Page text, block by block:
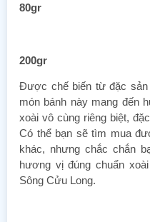
80gr
200gr
Được chế biến từ đặc
món bánh này mang đến
xoài vô cùng riêng biệt,
Có thể bạn sẽ tìm mua
khác, nhưng chắc chắn
hương vị đúng chuẩn
Sông Cửu Long.